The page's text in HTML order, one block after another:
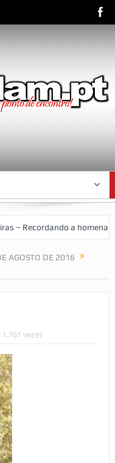
– Recordando a
AGOSTO DE 2016
vezes